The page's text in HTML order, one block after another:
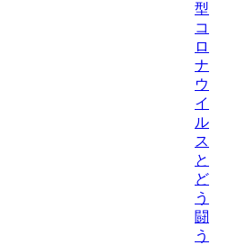
型
コ
ロ
ナ
ウ
イ
ル
ス
と
ど
う
闘
う